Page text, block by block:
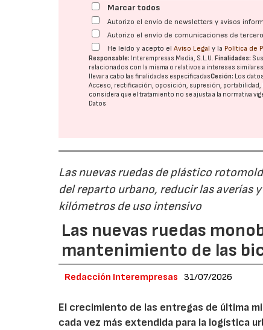
Marcar todos
Autorizo el envío de newsletters y avisos
Autorizo el envío de comunicaciones de
He leído y acepto elAviso Legal y la Política de
Responsable: Interempresas Media, S.L.U.Finalidades:
relacionados con la misma o relativos a intereses
llevar a cabo las finalidades especificadasCesión: Los
Acceso, rectificación, oposición, supresión,
considera que el tratamiento no se ajusta a la normativa
Datos
Las nuevas ruedas de plástico
del reparto urbano, reducir las averías
kilómetros de uso intensivo
Las nuevas ruedas
mantenimiento de las
Redacción Interempresas 31/07/2026
El crecimiento de las entregas de última
cada vez más extendida para la logística